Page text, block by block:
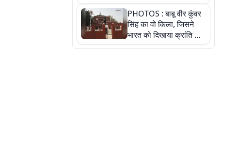
PHOTOS : बाबू वीर कुंवर
सिंह का वो किला, जिसने
भारत को दिखाया क्रांति का
रास्ता: तस्वीरों में देखिए